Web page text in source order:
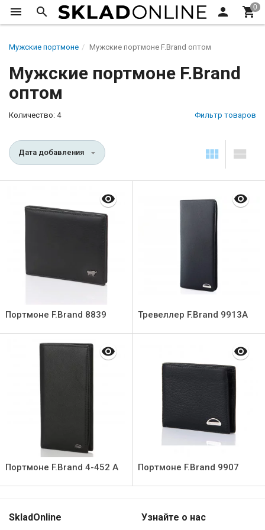
Мужские портмоне Мужские портмоне F.Brand оптом
Мужские портмоне F.Brand
оптом
Количество: 4 Фильтр товаров
Дата добавления
Портмоне F.Brand 8839 Тревеллер F.Brand 9913A
Портмоне F.Brand 4-452 А Портмоне F.Brand 9907
SkladOnline Узнайте о нас